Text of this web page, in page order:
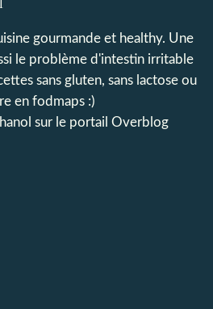
gourmande et healthy. Une
le problème d'intestin irritable
sans gluten, sans lactose ou
en fodmaps :)
sur le portail Overblog